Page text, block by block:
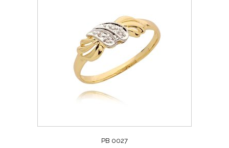
PB 0027